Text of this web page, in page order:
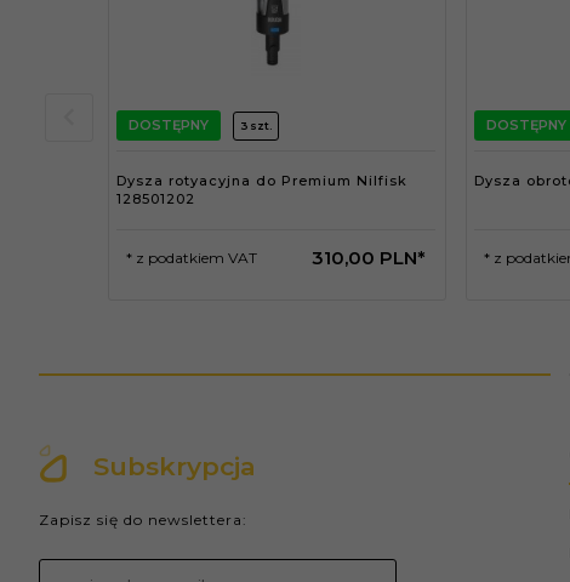
DOSTĘPNY 3 szt.
Dysza rotyacyjna do Premium Nilfisk
128501202
310,00 PLN*
* z podatkiem VAT
DOSTĘPNY
Dysza
* z
Subskrypcja
Zapisz się do newslettera: